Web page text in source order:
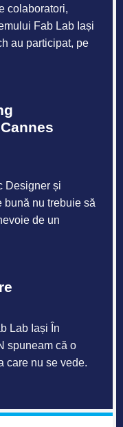
colaboratori,
Fab Lab Iași
au participat, pe
Designer și
bună nu trebuie să
de un
Lab Iași În
spuneam că o
care nu se vede.